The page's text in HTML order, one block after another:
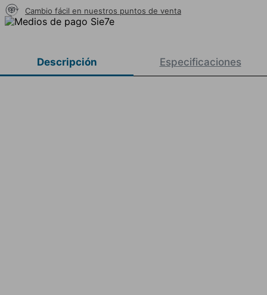
Cambio fácil en nuestros puntos de venta
Descripción Especificaciones